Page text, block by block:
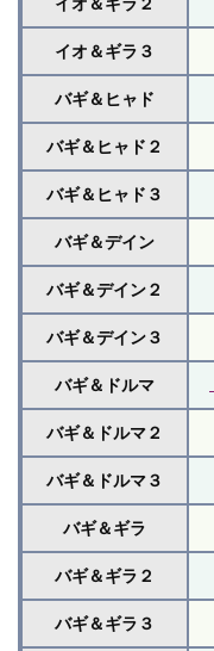
イオ＆ギラ２
イオ＆ギラ３
バギ＆ヒャド
バギ＆ヒャド２
バギ＆ヒャド３
バギ＆デイン
バギ＆デイン２
バギ＆デイン３
バギ＆ドルマ
バギ＆ドルマ２
バギ＆ドルマ３
バギ＆ギラ
バギ＆ギラ２
バギ＆ギラ３